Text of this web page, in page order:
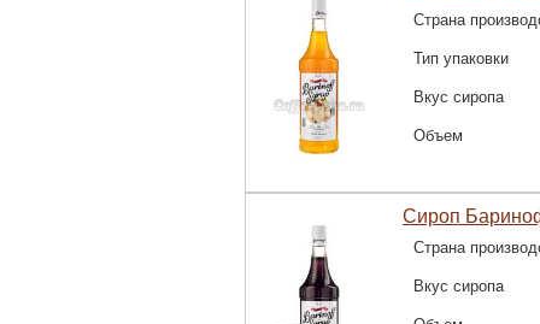
Страна
Тип упаковки
Вкус сиропа
Объем
Сироп
Страна
Вкус сиропа